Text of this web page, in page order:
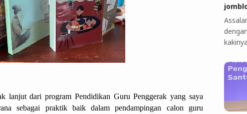
lanjut dari program Pendidikan Guru Penggerak yang saya
sebagai praktik baik dalam pendampingan calon guru